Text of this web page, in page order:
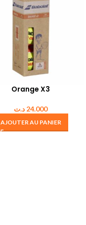
Orange X3
24.000 د.ت
AJOUTER AU PANIER